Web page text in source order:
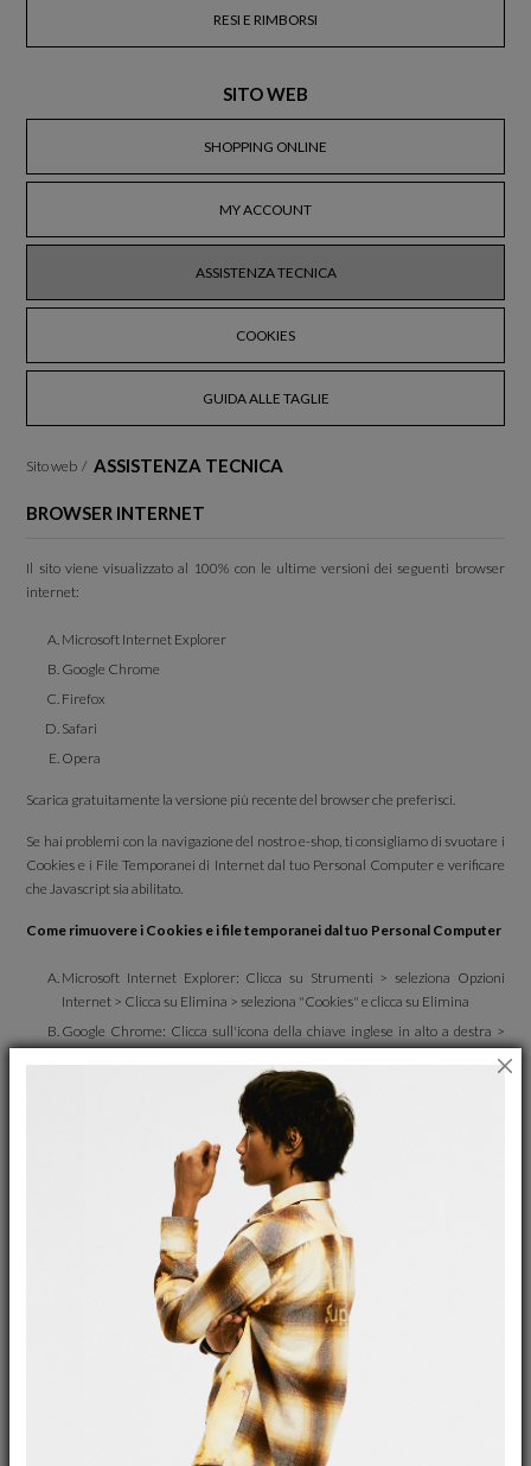
RESI E RIMBORSI
SITO WEB
SHOPPING ONLINE
MY ACCOUNT
ASSISTENZA TECNICA
COOKIES
GUIDA ALLE TAGLIE
Sito web/ ASSISTENZA TECNICA
BROWSER INTERNET
Il sito viene visualizzato al 100% con le ultime versioni dei seguenti browser
internet:
Microsoft Internet Explorer
Google Chrome
Firefox
Safari
Opera
Scarica gratuitamente la versione più recente del browser che preferisci.
Se hai problemi con la navigazione del nostro e-shop, ti consigliamo di svuotare i
Cookies e i File Temporanei di Internet dal tuo Personal Computer e verificare
che Javascript sia abilitato.
Come rimuovere i Cookies e i file temporanei dal tuo Personal Computer
Microsoft Internet Explorer: Clicca su Strumenti > seleziona Opzioni
Internet > Clicca su Elimina > seleziona "Cookies" e clicca su Elimina
Google Chrome: Clicca sull'icona della chiave inglese in alto a destra >
seleziona Opzioni > seleziona "Roba da smanettoni" > clicca su "Cancella
dati di navigazione" > seleziona "Elimina cookie e altri dati dei siti" e
"Svuota la cache" > clicca su "Cancella dati di navigazione"
Firefox: Dal menu seleziona Strumenti > clicca su Opzioni > seleziona il
tab "Privacy" > clicca su "rimuovere i singoli cookie" > clicca su "Rimuovi
tutti i cookie" > clicca su Chiudi
Safari: Dal menu in alto clicca sul tab Safari > seleziona Preferenze > nella
finestra che si aprirà, seleziona il tab "Sicurezza" > clicca su "Mostra
Cookie" > clicca su "Rimuovi tutto" > se richiesto, inserisci il tuo nome
utente e la password > clicca su Ok > clicca su Fine
Opera: Clicca su Strumenti > seleziona Impostazioni > Clicca su Elimina
fati Personali > seleziona "Cookies" e "File Temporanei" e poi clicca su
iPhone: Entra nel menù Impostazioni e seleziona Safari. Da qui ti basta
cliccare sui pulsanti Cancella cookie e dati e Cancella Cronologia
Come abilitare Javascript sul tuo Personal Computer